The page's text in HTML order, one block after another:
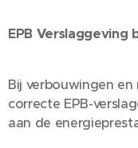
EPB Verslaggeving
Bij verbouwingen
correcte EPB-
aan de